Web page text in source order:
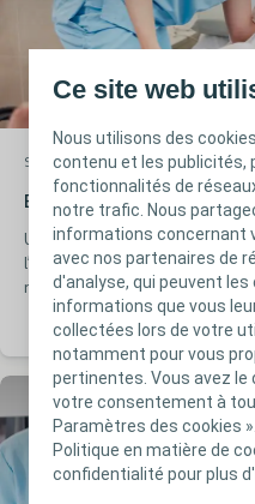
Ce site web
Nous utilisons des
contenu et les publicités,
fonctionnalités de
notre trafic. Nous
informations concernant
avec nos partenaires de
d'analyse, qui peuvent
informations que vous
collectées lors de votre
notamment pour vous
pertinentes. Vous avez le
votre consentement à
Paramètres des cookies
Politique en matière de
confidentialité pour plus
Soin des plaies Article
Escarre - Nutrition &
Une forte relation existe entre
l’hydratation) et le
nous y dédions une partie